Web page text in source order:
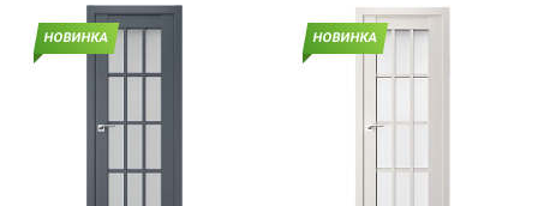
НОВИНКА НОВИНКА